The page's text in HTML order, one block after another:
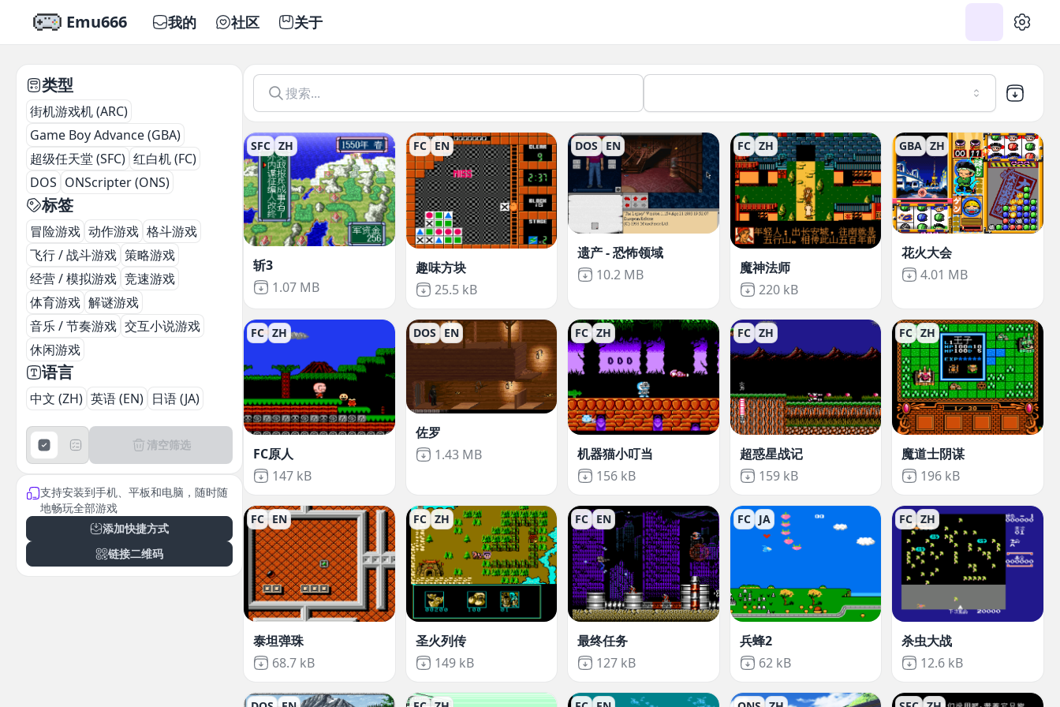
Emu666 我的 社区 关于 设置
Emu666
类型
街机游戏机 (ARC)
Game Boy Advance (GBA)
超级任天堂 (SFC) 红白机 (FC)
DOS ONScripter (ONS)
标签
冒险游戏 动作游戏 格斗游戏
飞行 / 战斗游戏 策略游戏
经营 / 模拟游戏 竞速游戏
体育游戏 解谜游戏
音乐 / 节奏游戏 交互小说游戏
休闲游戏
语言
中文 (ZH) 英语 (EN) 日语 (JA)
清空筛选
支持安装到手机、平板和电脑，随时随
地畅玩全部游戏
添加快捷方式
链接二维码
SFC ZH
斩3
Not downloaded
1.07 MB
FC EN
趣味方块
Not downloaded
25.5 kB
DOS EN
遗产 - 恐怖领域
Not downloaded
10.2 MB
FC ZH
魔神法师
Not downloaded
220 kB
GBA ZH
花火大会
Not downloaded
4.01 MB
FC ZH
FC原人
Not downloaded
147 kB
DOS EN
佐罗
Not downloaded
1.43 MB
FC ZH
机器猫小叮当
Not downloaded
156 kB
FC ZH
超惑星战记
Not downloaded
159 kB
FC ZH
魔道士阴谋
Not downloaded
196 kB
FC EN
泰坦弹珠
Not downloaded
68.7 kB
FC ZH
圣火列传
Not downloaded
149 kB
FC EN
最终任务
Not downloaded
127 kB
FC JA
兵蜂2
Not downloaded
62 kB
FC ZH
杀虫大战
Not downloaded
12.6 kB